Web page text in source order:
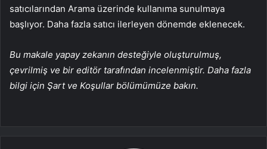
satıcılarından Arama üzerinde kullanıma sunulmaya
başlıyor. Daha fazla satıcı ilerleyen dönemde eklenecek.
Bu makale yapay zekanın desteğiyle oluşturulmuş,
çevrilmiş ve bir editör tarafından incelenmiştir. Daha fazla
bilgi için Şart ve Koşullar bölümümüze bakın.